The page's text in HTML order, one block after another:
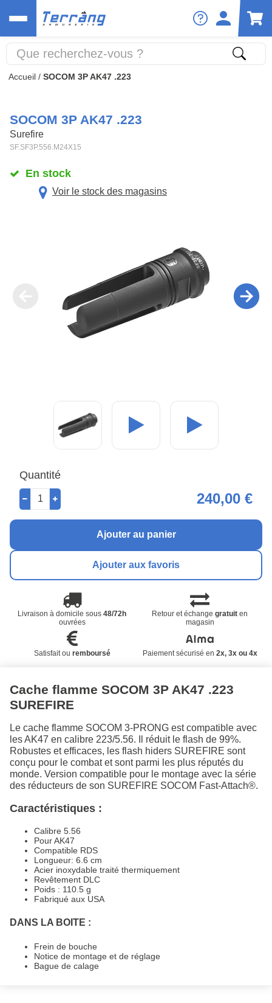
Accueil / SOCOM 3P AK47 .223
SOCOM 3P AK47 .223
Surefire
SF.SF3P.556.M24X15
En stock
Voir le stock des magasins
Quantité
240,00 €
Ajouter au panier
Ajouter aux favoris
Livraison à domicile sous48/72h
ouvrées
Retour et échangegratuit en
magasin
Satisfait ou remboursé Paiement sécurisé en 2x, 3x ou 4x
Cache flamme SOCOM 3P AK47 .223
SUREFIRE
Le cache flamme SOCOM 3-PRONG est compatible avec
les AK47 en calibre 223/5.56. Il réduit le flash de 99%.
Robustes et efficaces, les flash hiders SUREFIRE sont
conçu pour le combat et sont parmi les plus réputés du
monde. Version compatible pour le montage avec la série
des réducteurs de son SUREFIRE SOCOM Fast-Attach®.
Caractéristiques :
Calibre 5.56
Pour AK47
Compatible RDS
Longueur: 6.6 cm
Acier inoxydable traité thermiquement
Revêtement DLC
Poids : 110.5 g
Fabriqué aux USA
DANS LA BOITE :
Frein de bouche
Notice de montage et de réglage
Bague de calage